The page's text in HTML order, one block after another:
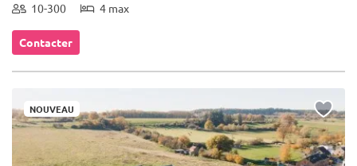
10-300 4 max
Contacter
NOUVEAU